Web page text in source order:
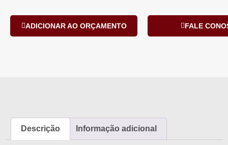
ADICIONAR AO ORÇAMENTO FALE
Descrição Informação adicional